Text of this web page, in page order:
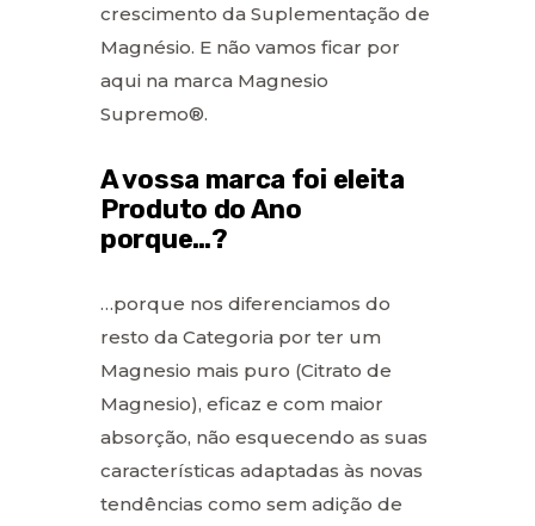
crescimento da Suplementação de
Magnésio. E não vamos ficar por
aqui na marca Magnesio
Supremo®.
A vossa marca foi eleita
Produto do Ano
porque…?
…porque nos diferenciamos do
resto da Categoria por ter um
Magnesio mais puro (Citrato de
Magnesio), eficaz e com maior
absorção, não esquecendo as suas
características adaptadas às novas
tendências como sem adição de